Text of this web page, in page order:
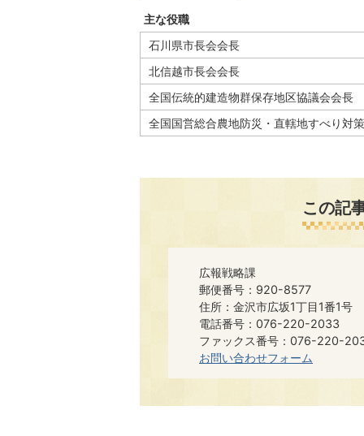
主な役職
石川県市長会会長
北信越市長会会長
全国伝統的建造物群保存地区協議会会長
全国国営総合農地防災・直轄地すべり対
この記
広報戦略課
郵便番号：920-8577
住所：金沢市広坂1丁目1番1号
電話番号：076-220-2033
ファックス番号：076-220-
お問い合わせフォーム